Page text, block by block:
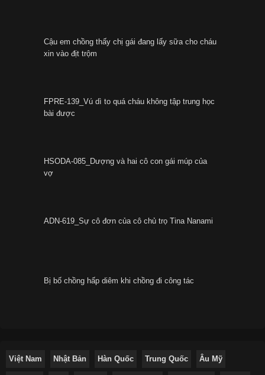
Cậu em chồng thấy chị gái đang lấy sữa cho cháu
xin vào địt trộm
FPRE-139_Vú dì to quá cháu không tập trung học
bài được
HSODA-085_Dượng và hai cô con gái múp của
vợ
ADN-619_Sự cô đơn của cô chủ trọ Tina Nanami
Bị bố chồng hấp diêm khi chồng đi công tác
Việt Nam Nhật Bản Hàn Quốc Trung Quốc Âu Mỹ